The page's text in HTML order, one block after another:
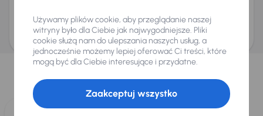
ani zagwarantowaną dostępnością pojazdu. AURES Holdings a.s., z siedzibą
Dopraváků 874/15, Čimice, 184 00 Praga 8, będzie przechowywać i przetwarzać
Twoje dane osobowe zgodnie z zasadami ochrony i przetwarzaniadanych
osobowych
Wybraliśmy dla Ciebie
Wybieramy dla Ciebienajlepsze pojazdyz naszej oferty. Kupimy
dla Ciebiedo 400 pojazdówkażdego dnia.
Używamy plików cookie, aby przeglądanie naszej
witryny było dla Ciebie jak najwygodniejsze. Pliki
cookie służą nam do ulepszania naszych usług, a
jednocześnie możemy lepiej oferować Ci treści, które
mogą być dla Ciebie interesujące i przydatne.
Zaakceptuj wszystko